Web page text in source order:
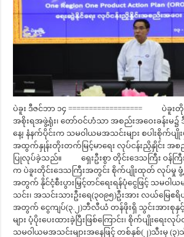
ပဲခူး ဒီဇင်ဘာ ၁၄ ================== ပဲခူး
အစိုးရအဖွဲ့ရုံး၊ တော်ဝင်ဟံသာ အစည်းအဝေးခန်းမ၌
နေ့၊ နံနက်ပိုင်းက သမဝါယမအသင်းများ စပါးစိုက်
အထွက်နှုန်းတိုးတက်မြင့်မာရေး လုပ်ငန်းညှိနှိုင်း အစည်
ပြုလုပ်ခဲ့သည်။ ရှေးဦးစွာ တိုင်းဒေသကြီး ဝန်ကြီး
က ပဲခူးတိုင်းဒေသကြီးအတွင်း စိုက်ပျိုးထုတ် လုပ်မှု ဖွံ့
အတွက် နိုင်ငံ့စီးပွားမြှင့်တင်ရေးရန်ပုံငွေဖြင့် သမဝါယ
သင်း၊ အသင်းသားဦးရေ(၃၀၉၅)ဦးအား လယ်မြေဧ
အတွက် ငွေကျပ်(၃.၂)ဘီလီယံ တန်ဖိုးရှိ သွင်းအားစုနှင့်
များ ပံ့ပိုးပေးထားခဲ့ပြီးဖြစ်ကြောင်း၊ စိုက်ပျိုးရေ
သမဝါယမအသင်းများအနေဖြင့် တစ်နှစ်(၂)သီးမှ (